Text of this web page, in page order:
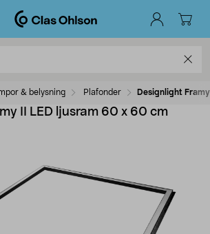
& belysning Plafonder Designlight
II LED ljusram 60 x 60 cm